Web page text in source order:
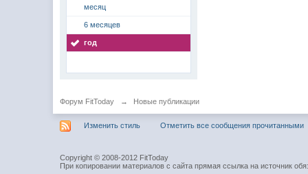
месяц
6 месяцев
год
Форум FitToday → Новые публикации
Изменить стиль Отметить все сообщения прочитанными
Copyright © 2008-2012 FitToday
При копировании материалов с сайта прямая ссылка на источник